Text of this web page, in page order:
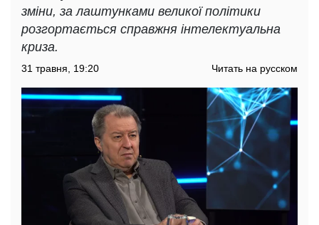
зміни, за лаштунками великої політики
розгортається справжня інтелектуальна
криза.
31 травня, 19:20 Читать на русском